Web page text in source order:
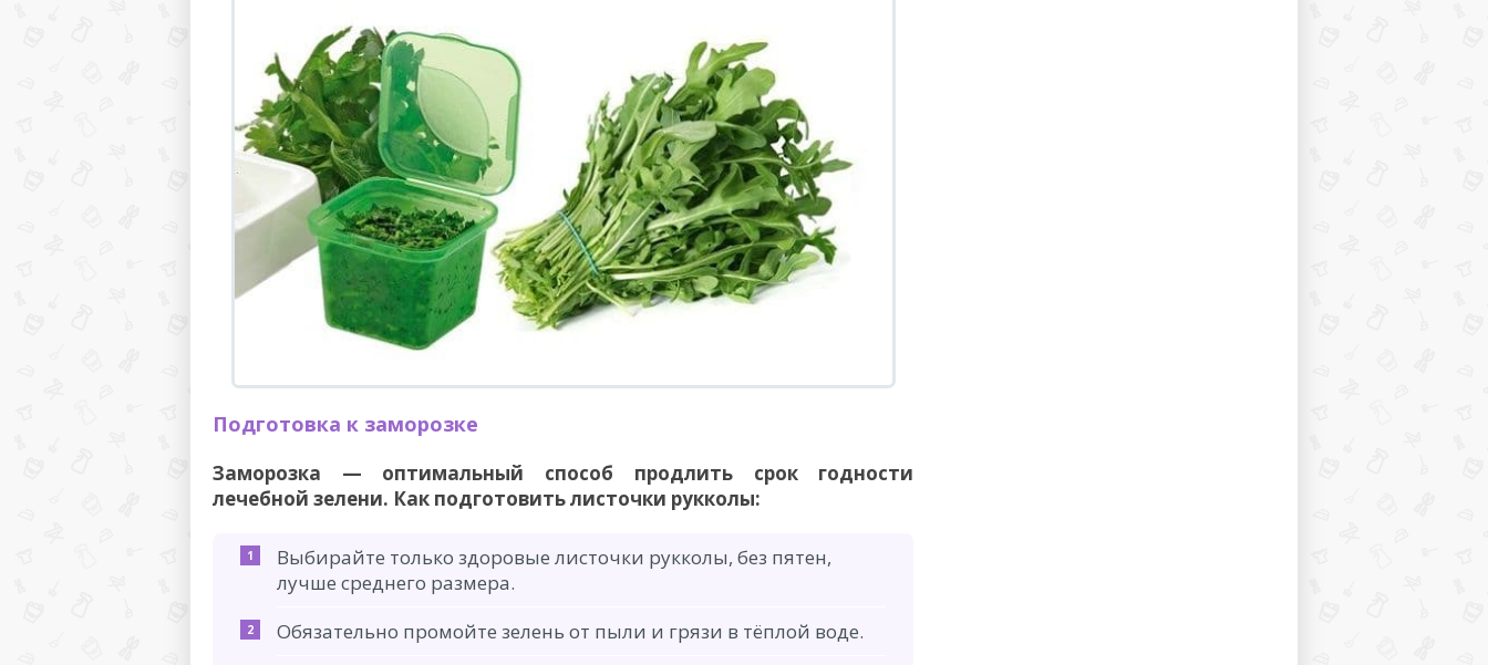
Подготовка к заморозке
Заморозка — оптимальный способ продлить срок годности
лечебной зелени. Как подготовить листочки рукколы:
Выбирайте только здоровые листочки рукколы, без пятен,
лучше среднего размера.
Обязательно промойте зелень от пыли и грязи в тёплой воде.